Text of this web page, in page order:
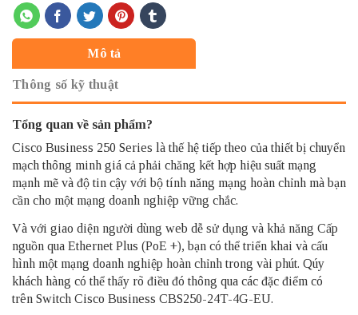
Mô tả
Thông số kỹ thuật
Tổng quan về sản phẩm?
Cisco Business 250 Series là thế hệ tiếp theo của thiết bị chuyển
mạch thông minh giá cả phải chăng kết hợp hiệu suất mạng
mạnh mẽ và độ tin cậy với bộ tính năng mạng hoàn chỉnh mà bạn
cần cho một mạng doanh nghiệp vững chắc.
Và với giao diện người dùng web dễ sử dụng và khả năng Cấp
nguồn qua Ethernet Plus (PoE +), bạn có thể triển khai và cấu
hình một mạng doanh nghiệp hoàn chỉnh trong vài phút. Qúy
khách hàng có thể thấy rõ điều đó thông qua các đặc điểm có
trên Switch Cisco Business CBS250-24T-4G-EU.